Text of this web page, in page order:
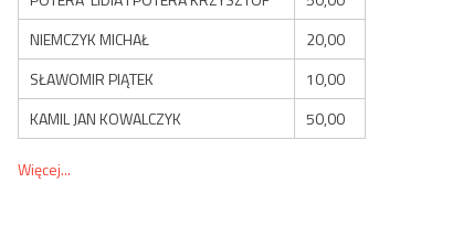
NIEMCZYK MICHAŁ
20,00
SŁAWOMIR PIĄTEK
10,00
KAMIL JAN KOWALCZYK
50,00
Więcej...